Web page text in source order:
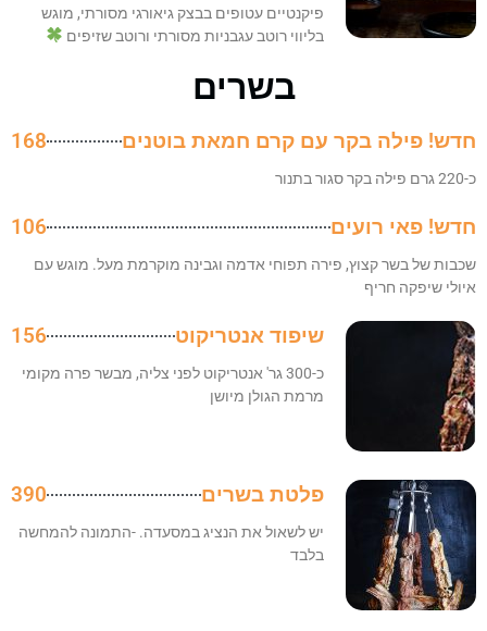
פיקנטיים עטופים בבצק גיאורגי מסורתי, מוגש
בליווי רוטב עגבניות מסורתי ורוטב שזיפים
בשרים
חדש! פילה בקר עם קרם חמאת בוטנים 168
כ-220 גרם פילה בקר סגור בתנור
חדש! פאי רועים 106
שכבות של בשר קצוץ, פירה תפוחי אדמה וגבינה מוקרמת מעל. מוגש עם
איולי שיפקה חריף
שיפוד אנטריקוט 156
כ-300 גר' אנטריקוט לפני צליה, מבשר פרה מקומי
מרמת הגולן מיושן
פלטת בשרים 390
יש לשאול את הנציג במסעדה. -התמונה להמחשה
בלבד